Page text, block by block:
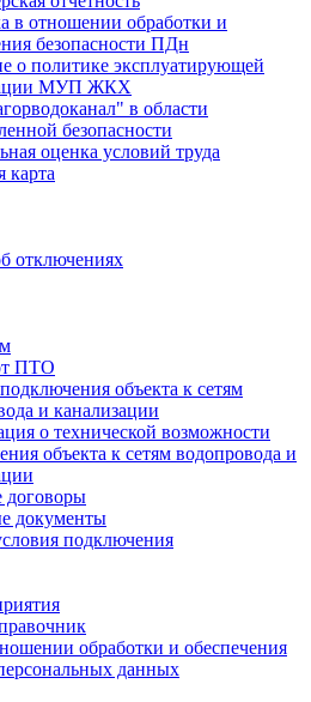
в отношении обработки и
безопасности ПДн
о политике эксплуатирующей
МУП ЖКХ
в области
безопасности
оценка условий труда
карта
отключениях
ПТО
объекта к сетям
и канализации
о технической возможности
объекта к сетям водопровода и
документы
подключения
обработки и обеспечения
данных